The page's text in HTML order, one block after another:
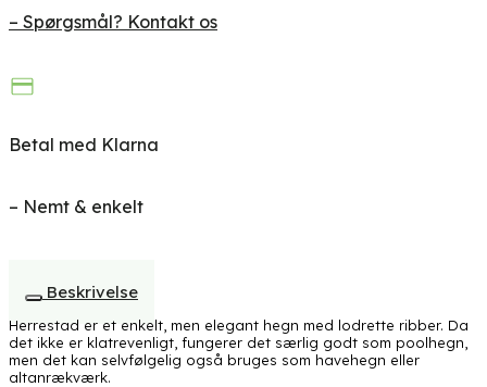
– Spørgsmål? Kontakt os
Betal med Klarna
– Nemt & enkelt
Beskrivelse
Herrestad er et enkelt, men elegant hegn med lodrette ribber. Da
det ikke er klatrevenligt, fungerer det særlig godt som poolhegn,
men det kan selvfølgelig også bruges som havehegn eller
altanrækværk.